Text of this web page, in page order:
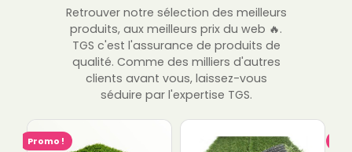
Retrouver notre sélection des meilleurs
produits, aux meilleurs prix du web 🔥.
TGS c'est l'assurance de produits de
qualité. Comme des milliers d'autres
clients avant vous, laissez-vous
séduire par l'expertise TGS.
Promo !